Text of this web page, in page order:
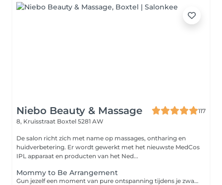
Niebo Beauty & Massage
117
8, Kruisstraat Boxtel 5281 AW
De salon richt zich met name op massages, ontharing en
huidverbetering. Er wordt gewerkt met het nieuwste MedCos
IPL apparaat en producten van het Ned...
Mommy to Be Arrangement
Gun jezelf een moment van pure ontspanning tijdens je zwangerschap met ons speciaal samengestelde Mommy to Be Arrangement. Dit verwenmoment is volledig afgestemd op de behoeften van aanstaande moeders. Je geniet van een 45 minuten durende gezichtsbehandeling, waarbij je huid intens wordt verzorgd en gehydrateerd met milde, veilige producten. Aansluitend volgt een 45 minuten ontspanningsmassage, uitgevoerd in buikligging op een speciale zwangerschapsbank van Bellezi. Deze unieke bank is ontworpen om jouw lichaam optimaal te ondersteunen, zodat je comfortabel en veilig kunt ontspannen. Dit arrangement helpt spanning te verminderen, stimuleert de doorbloeding en zorgt ervoor dat je even helemaal tot rust komt een waardevol moment voor jou én je baby. Ontspannen, verzorgen en genieten in alle comfort tijdens je zwangerschap.